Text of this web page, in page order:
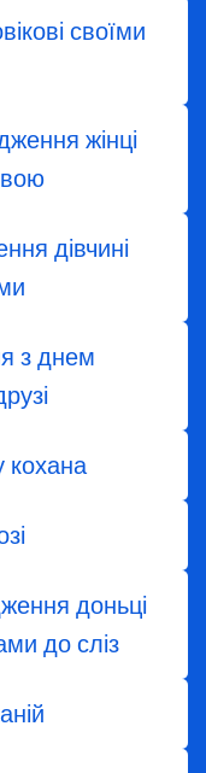
своїми
жінці
дівчині
з днем
кохана
доньці
до сліз